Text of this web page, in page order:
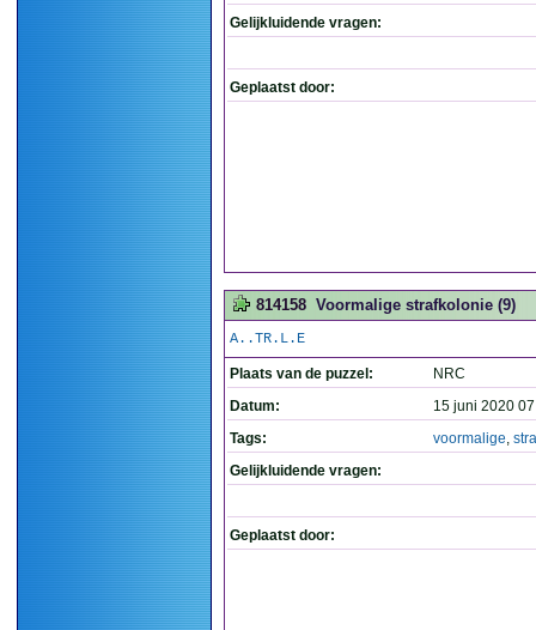
Gelijkluidende vragen:
Geplaatst door:
814158 Voormalige strafkolonie (9)
A..TR.L.E
Plaats van de puzzel:
NRC
Datum:
15 juni 2020
Tags:
voormalige,
Gelijkluidende vragen:
Geplaatst door: